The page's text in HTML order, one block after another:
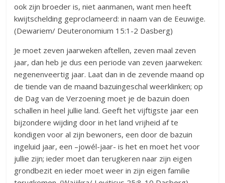
ook zijn broeder is, niet aanmanen, want men heeft
kwijtschelding geproclameerd: in naam van de Eeuwige.
(Dewariem/ Deuteronomium 15:1-2 Dasberg)
Je moet zeven jaarweken aftellen, zeven maal zeven
jaar, dan heb je dus een periode van zeven jaarweken:
negenenveertig jaar. Laat dan in de zevende maand op
de tiende van de maand bazuingeschal weerklinken; op
de Dag van de Verzoening moet je de bazuin doen
schallen in heel jullie land. Geeft het vijftigste jaar een
bijzondere wijding door in het land vrijheid af te
kondigen voor al zijn bewoners, een door de bazuin
ingeluid jaar, een –jowél-jaar- is het en moet het voor
jullie zijn; ieder moet dan terugkeren naar zijn eigen
grondbezit en ieder moet weer in zijn eigen familie